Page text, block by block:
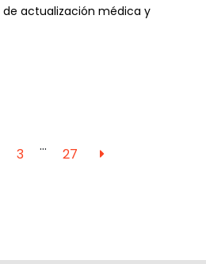
actualización médica y
3 … 27